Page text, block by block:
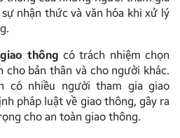
nhận thức và văn hóa khi xử lý
thông có trách nhiệm chọn
cho bản thân và cho người khác.
có nhiều người tham gia giao
pháp luật về giao thông, gây ra
cho an toàn giao thông.